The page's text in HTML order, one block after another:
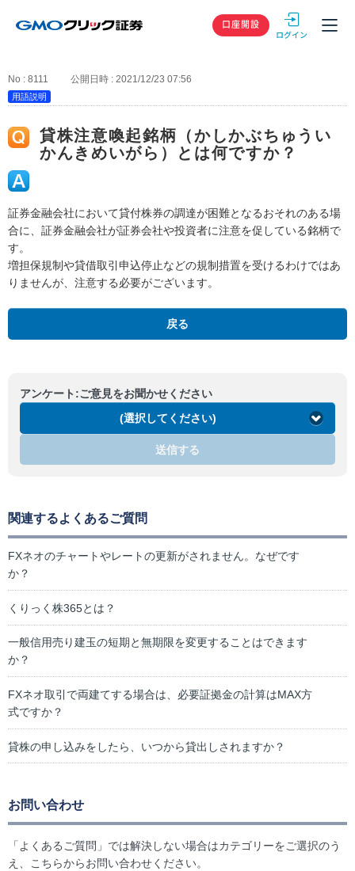
GMOクリック
口座開設
No : 8111 公開日時 : 2021/12/23 07:56
用語説明
貸株注意喚起銘柄（かしかぶちゅうい
かんきめいがら）とは何ですか？
証券金融会社において貸付株券の調達が困難となるおそれのある場
合に、証券金融会社が証券会社や投資者に注意を促している銘柄で
す。
増担保規制や貸借取引申込停止などの規制措置を受けるわけではあ
りませんが、注意する必要がございます。
戻る
アンケート:ご意見をお聞かせください
(選択してください)
送信する
関連するよくあるご質問
FXネオのチャートやレートの更新がされません。なぜです
か？
くりっく株365とは？
一般信用売り建玉の短期と無期限を変更することはできます
か？
FXネオ取引で両建てする場合は、必要証拠金の計算はMAX方
式ですか？
貸株の申し込みをしたら、いつから貸出しされますか？
お問い合わせ
「よくあるご質問」では解決しない場合はカテゴリーをご選択のう
え、こちらからお問い合わせください。